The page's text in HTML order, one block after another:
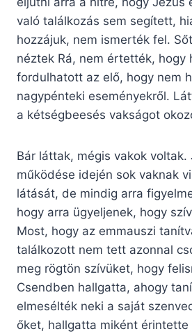
való találkozás sem segített,
hozzájuk, nem ismerték fel.
néztek Rá, nem értették, hogy
fordulhatott az elő, hogy nem
nagypénteki eseményekről.
a kétségbeesés vakságot
Bár láttak, mégis vakok voltak.
működése idején sok vaknak
látását, de mindig arra
hogy arra ügyeljenek, hogy
Most, hogy az emmauszi
találkozott nem tett azonnal
meg rögtön szívüket, hogy
Csendben hallgatta, ahogy
elmesélték neki a saját
őket, hallgatta miként érintette